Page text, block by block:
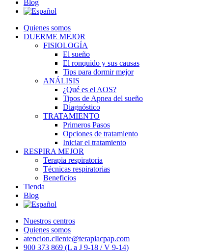
Blog
Quienes somos
DUERME MEJOR
FISIOLOGÍA
El sueño
El ronquido y sus causas
Tips para dormir mejor
ANÁLISIS
¿Qué es el AOS?
Tipos de Apnea del sueño
Diagnóstico
TRATAMIENTO
Primeros Pasos
Opciones de tratamiento
Iniciar el tratamiento
RESPIRA MEJOR
Terapia respiratoria
Técnicas respiratorias
Beneficios
Tienda
Blog
Nuestros centros
Quienes somos
atencion.cliente@terapiacpap.com
900 373 869 (L a J 9-18 / V 9-14)